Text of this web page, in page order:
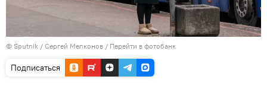
© Sputnik / Сергей Мелконов / Перейти в фотобанк
Подписаться